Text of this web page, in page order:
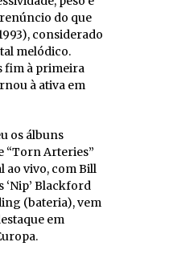
do que
considerado
melódico.
fim à primeira
à ativa em
os álbuns
“Torn Arteries”
ao vivo, com Bill
‘Nip’ Blackford
(bateria), vem
em